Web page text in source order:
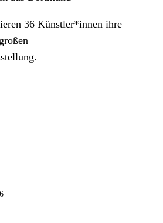
36 Künstler*innen ihre